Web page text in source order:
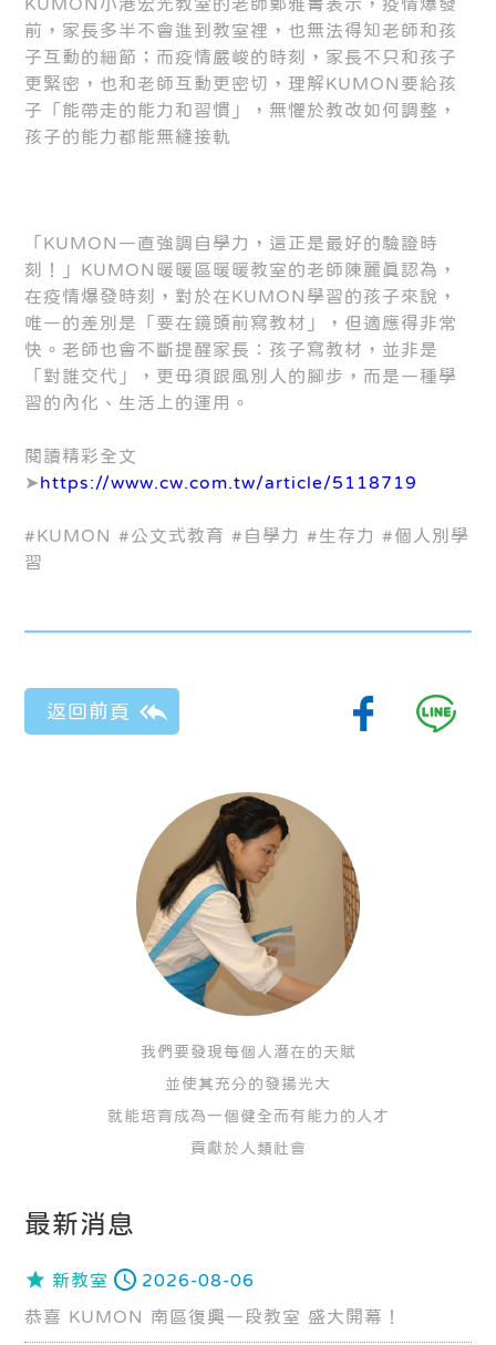
前，家長多半不會進到教室裡，也無法得知老師和孩
子互動的細節；而疫情嚴峻的時刻，家長不只和孩子
更緊密，也和老師互動更密切，理解KUMON要給孩
子「能帶走的能力和習慣」，無懼於教改如何調整，
孩子的能力都能無縫接軌
「KUMON一直強調自學力，這正是最好的驗證時
刻！」KUMON暖暖區暖暖教室的老師陳麗真認為，
在疫情爆發時刻，對於在KUMON學習的孩子來說，
唯一的差別是「要在鏡頭前寫教材」，但適應得非常
快。老師也會不斷提醒家長：孩子寫教材，並非是
「對誰交代」，更毋須跟風別人的腳步，而是一種學
習的內化、生活上的運用。
閱讀精彩全文
➤https://www.cw.com.tw/article/5118719
#KUMON #公文式教育 #自學力 #生存力 #個人別學
習
我們要發現每個人潛在的天賦
並使其充分的發揚光大
就能培育成為一個健全而有能力的人才
貢獻於人類社會
最新消息
新教室 2026-08-06
恭喜 KUMON 南區復興一段教室 盛大開幕！